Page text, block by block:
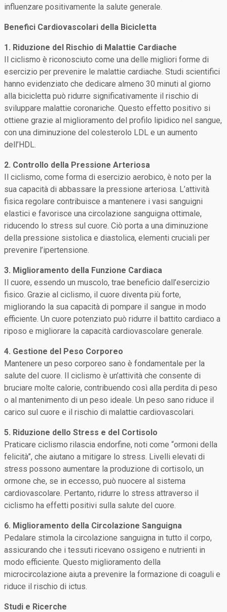
influenzare positivamente la salute generale.
Benefici Cardiovascolari della Bicicletta
1. Riduzione del Rischio di Malattie Cardiache
Il ciclismo è riconosciuto come una delle migliori forme di
esercizio per prevenire le malattie cardiache. Studi scientifici
hanno evidenziato che dedicare almeno 30 minuti al giorno
alla bicicletta può ridurre significativamente il rischio di
sviluppare malattie coronariche. Questo effetto positivo si
ottiene grazie al miglioramento del profilo lipidico nel sangue,
con una diminuzione del colesterolo LDL e un aumento
dell’HDL.
2. Controllo della Pressione Arteriosa
Il ciclismo, come forma di esercizio aerobico, è noto per la
sua capacità di abbassare la pressione arteriosa. L’attività
fisica regolare contribuisce a mantenere i vasi sanguigni
elastici e favorisce una circolazione sanguigna ottimale,
riducendo lo stress sul cuore. Ciò porta a una diminuzione
della pressione sistolica e diastolica, elementi cruciali per
prevenire l’ipertensione.
3. Miglioramento della Funzione Cardiaca
Il cuore, essendo un muscolo, trae beneficio dall’esercizio
fisico. Grazie al ciclismo, il cuore diventa più forte,
migliorando la sua capacità di pompare il sangue in modo
efficiente. Un cuore potenziato può ridurre il battito cardiaco a
riposo e migliorare la capacità cardiovascolare generale.
4. Gestione del Peso Corporeo
Mantenere un peso corporeo sano è fondamentale per la
salute del cuore. Il ciclismo è un’attività che consente di
bruciare molte calorie, contribuendo così alla perdita di peso
o al mantenimento di un peso ideale. Un peso sano riduce il
carico sul cuore e il rischio di malattie cardiovascolari.
5. Riduzione dello Stress e del Cortisolo
Praticare ciclismo rilascia endorfine, noti come “ormoni della
felicità”, che aiutano a mitigare lo stress. Livelli elevati di
stress possono aumentare la produzione di cortisolo, un
ormone che, se in eccesso, può nuocere al sistema
cardiovascolare. Pertanto, ridurre lo stress attraverso il
ciclismo ha effetti positivi sulla salute del cuore.
6. Miglioramento della Circolazione Sanguigna
Pedalare stimola la circolazione sanguigna in tutto il corpo,
assicurando che i tessuti ricevano ossigeno e nutrienti in
modo efficiente. Questo miglioramento della
microcircolazione aiuta a prevenire la formazione di coaguli e
riduce il rischio di ictus.
Studi e Ricerche